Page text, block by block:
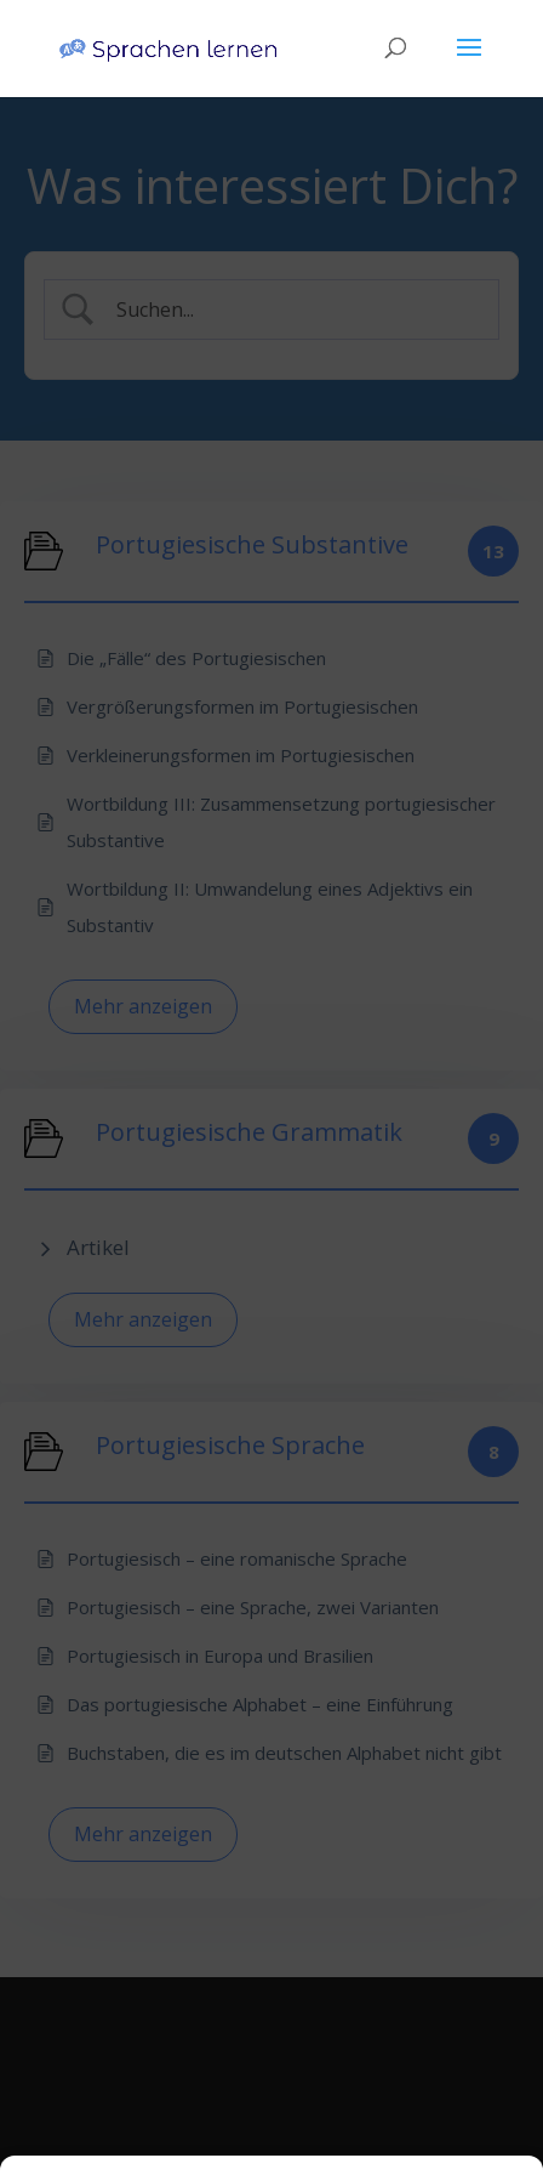
Was interessiert Dich?
Portugiesische Substantive 13
Die „Fälle“ des Portugiesischen
Vergrößerungsformen im Portugiesischen
Verkleinerungsformen im Portugiesischen
Wortbildung III: Zusammensetzung portugiesischer
Substantive
Wortbildung II: Umwandelung eines Adjektivs ein
Substantiv
Mehr anzeigen
Portugiesische Grammatik 9
Artikel
Mehr anzeigen
Portugiesische Sprache 8
Portugiesisch – eine romanische Sprache
Portugiesisch – eine Sprache, zwei Varianten
Portugiesisch in Europa und Brasilien
Das portugiesische Alphabet – eine Einführung
Buchstaben, die es im deutschen Alphabet nicht gibt
Mehr anzeigen